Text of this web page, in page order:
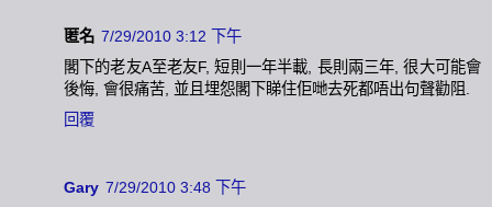
匿名 7/29/2010 3:12 下午
閣下的老友A至老友F, 短則一年半載, 長則兩三年, 很大可能會
後悔, 會很痛苦, 並且埋怨閣下睇住佢哋去死都唔出句聲勸阻.
回覆
Gary 7/29/2010 3:48 下午